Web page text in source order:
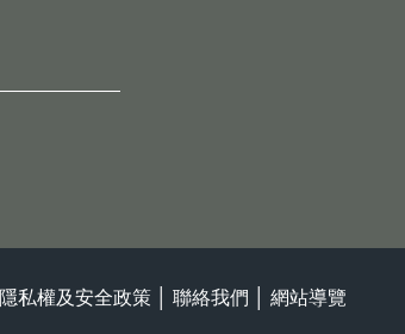
隱私權及安全政策 聯絡我們 網站導覽